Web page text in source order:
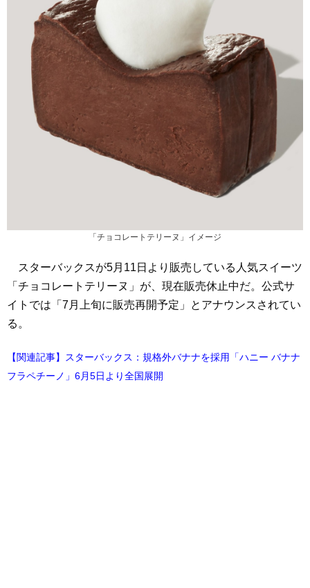
「チョコレートテリーヌ」イメージ
スターバックスが5月11日より販売している人気スイーツ
「チョコレートテリーヌ」が、現在販売休止中だ。公式サ
イトでは「7月上旬に販売再開予定」とアナウンスされてい
る。
【関連記事】スターバックス：規格外バナナを採用「ハニー バナナ
フラペチーノ」6月5日より全国展開